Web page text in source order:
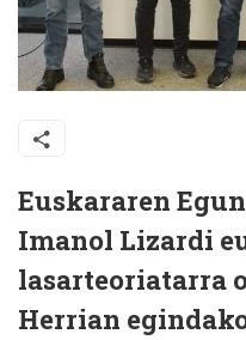
Euskararen
Imanol Lizardi
lasarteoriatarra
Herrian